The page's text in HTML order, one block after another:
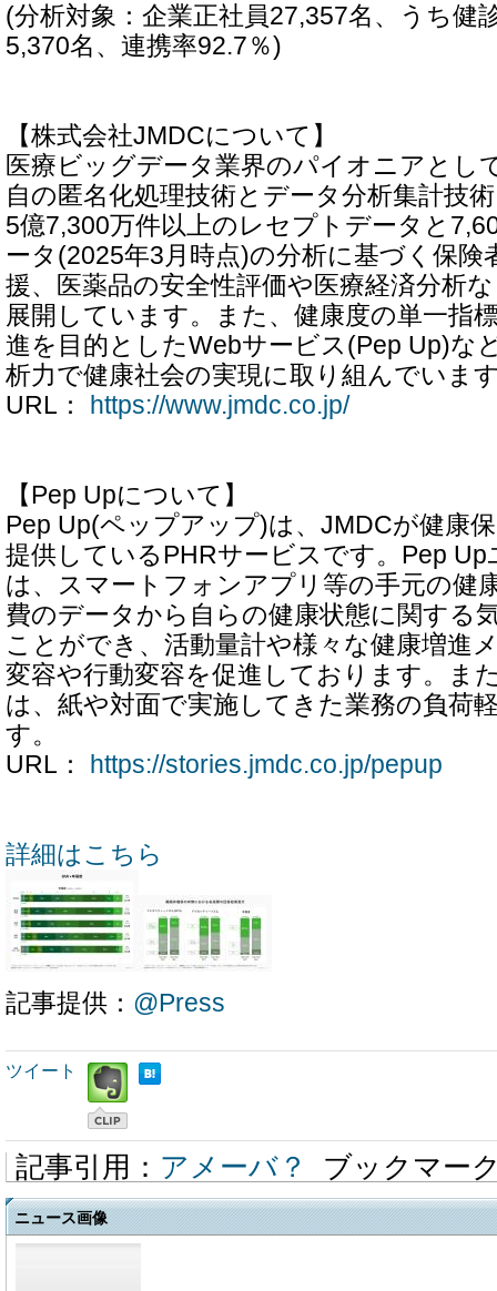
(分析対象：企業正社員27,357名、うち健
5,370名、連携率92.7％)
【株式会社JMDCについて】
医療ビッグデータ業界のパイオニアとし
自の匿名化処理技術とデータ分析集計技
5億7,300万件以上のレセプトデータと
ータ(2025年3月時点)の分析に基づく保険
援、医薬品の安全性評価や医療経済分析
展開しています。また、健康度の単一指
進を目的としたWebサービス(Pep Up)な
析力で健康社会の実現に取り組んでいま
URL：
https://www.jmdc.co.jp/
【Pep Upについて】
Pep Up(ペップアップ)は、JMDCが健康
提供しているPHRサービスです。Pep
は、スマートフォンアプリ等の手元の健
費のデータから自らの健康状態に関する
ことができ、活動量計や様々な健康増進
変容や行動変容を促進しております。ま
は、紙や対面で実施してきた業務の負荷
す。
URL：
https://stories.jmdc.co.jp/pepup
詳細はこちら
記事提供： @Press
ツイート
記事引用： アメーバ？ ブックマー
ニュース画像